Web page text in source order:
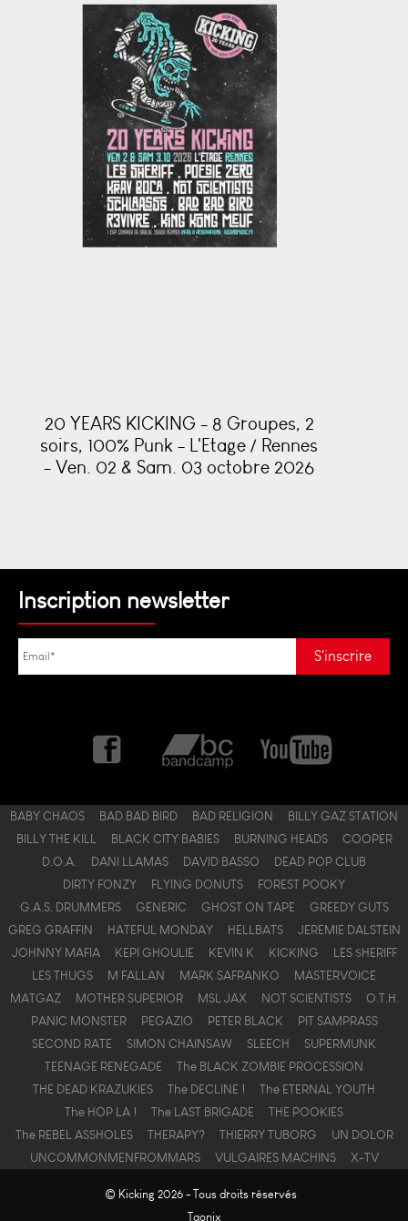
20 YEARS KICKING - 8 Groupes, 2
soirs, 100% Punk - L'Etage / Rennes
- Ven. 02 & Sam. 03 octobre 2026
Inscription newsletter
BABY CHAOS BAD BAD BIRD BAD RELIGION
BILLY GAZ STATION
BILLY THE KILL
BLACK CITY BABIES BURNING HEADS
COOPER
D.O.A.
DANI LLAMAS DAVID BASSO
DEAD POP CLUB
DIRTY FONZY
FLYING DONUTS
FOREST POOKY
G.A.S. DRUMMERS
GENERIC GHOST ON TAPE
GREEDY GUTS
GREG GRAFFIN
HATEFUL MONDAY HELLBATS
JEREMIE DALSTEIN
JOHNNY MAFIA
KEPI GHOULIE KEVIN K KICKING
LES $HERIFF
LES THUGS
M FALLAN MARK SAFRANKO
MASTERVOICE
MATGAZ
MOTHER SUPERIOR MSL JAX NOT SCIENTISTS
O.T.H.
PANIC MONSTER
PEGAZIO PETER BLACK
PIT SAMPRASS
SECOND RATE
SIMON CHAINSAW SLEECH
SUPERMUNK
TEENAGE RENEGADE
The BLACK ZOMBIE PROCESSION
THE DEAD KRAZUKIES
The DECLINE !
The ETERNAL YOUTH
The HOP LA !
The LAST BRIGADE
THE POOKIES
The REBEL ASSHOLES
THERAPY? THIERRY TUBORG
UN DOLOR
UNCOMMONMENFROMMARS
VULGAIRES MACHINS X-TV
© Kicking 2026 - Tous droits réservés
Taonix